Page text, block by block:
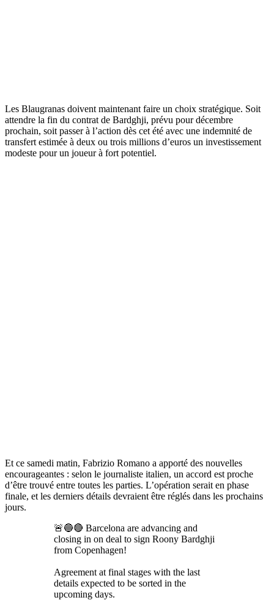
Les Blaugranas doivent maintenant faire un choix stratégique. Soit
attendre la fin du contrat de Bardghji, prévu pour décembre
prochain, soit passer à l’action dès cet été avec une indemnité de
transfert estimée à deux ou trois millions d’euros un investissement
modeste pour un joueur à fort potentiel.
Et ce samedi matin, Fabrizio Romano a apporté des nouvelles
encourageantes : selon le journaliste italien, un accord est proche
d’être trouvé entre toutes les parties. L’opération serait en phase
finale, et les derniers détails devraient être réglés dans les prochains
jours.
🚨🔵🔴 Barcelona are advancing and
closing in on deal to sign Roony Bardghji
from Copenhagen!
Agreement at final stages with the last
details expected to be sorted in the
upcoming days.